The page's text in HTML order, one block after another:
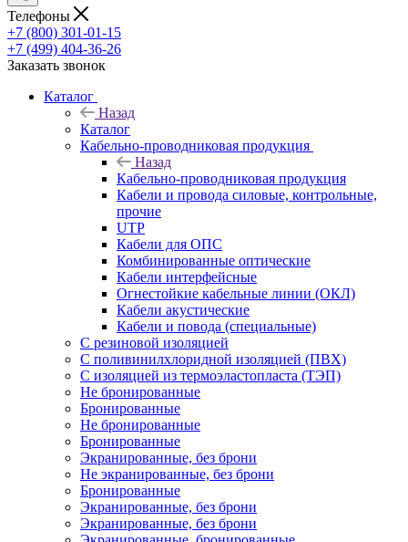
Телефоны
+7 (800) 301-01-15
+7 (499) 404-36-26
Заказать звонок
Каталог
Назад
Каталог
Кабельно-проводниковая продукция
Назад
Кабельно-проводниковая продукция
Кабели и провода силовые, контрольные,
прочие
UTP
Кабели для ОПС
Комбинированные оптические
Кабели интерфейсные
Огнестойкие кабельные линии (ОКЛ)
Кабели акустические
Кабели и повода (специальные)
С резиновой изоляцией
С поливинилхлоридной изоляцией (ПВХ)
С изоляцией из термоэластопласта (ТЭП)
Не бронированные
Бронированные
Не бронированные
Бронированные
Экранированные, без брони
Не экранированные, без брони
Бронированные
Экранированные, без брони
Экранированные, без брони